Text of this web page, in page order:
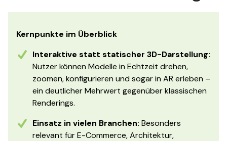
Kernpunkte im Überblick
Interaktive statt statischer 3D-Darstellung:
Nutzer können Modelle in Echtzeit drehen,
zoomen, konfigurieren und sogar in AR erleben –
ein deutlicher Mehrwert gegenüber klassischen
Renderings.
Einsatz in vielen Branchen: Besonders
relevant für E-Commerce, Architektur,